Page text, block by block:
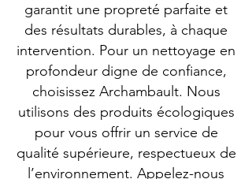
garantit une propreté parfaite et
des résultats durables, à chaque
intervention. Pour un nettoyage en
profondeur digne de confiance,
choisissez Archambault. Nous
utilisons des produits écologiques
pour vous offrir un service de
qualité supérieure, respectueux de
l’environnement. Appelez-nous